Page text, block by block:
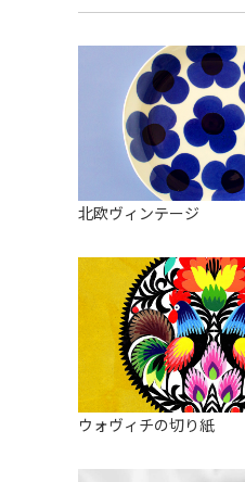
スープカップ
そば猪口・フリーカップ
ココット
薬味入れ
ミキシングボウル
すべて見る
オーナメント
クリーマー
バス・洗面用品
家具小物
小物入れ
アロマポット
バスケット
装飾用タイル・プレート
ミニチュア
天使さま
ペンダントトップ
すべて見る
北欧ヴィンテージ
ウォヴィチの切り紙